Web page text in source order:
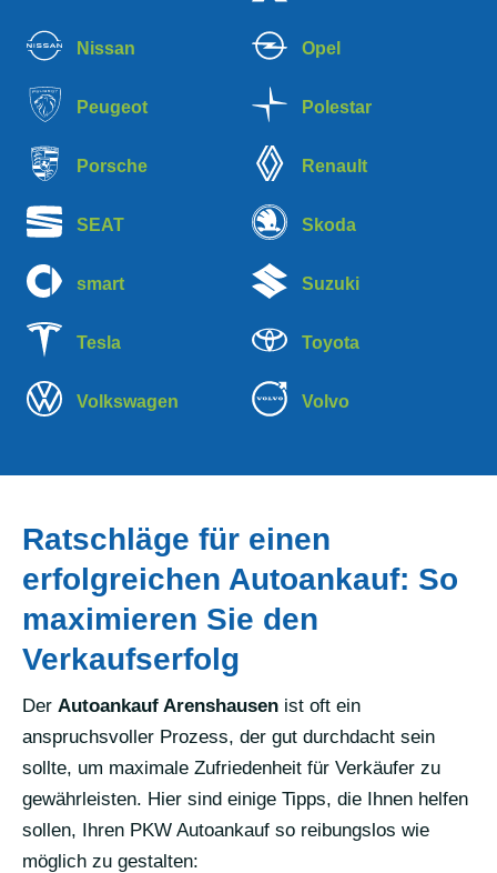
Nissan Opel
Peugeot Polestar
Porsche Renault
SEAT Skoda
smart Suzuki
Tesla Toyota
Volkswagen Volvo
Ratschläge für einen
erfolgreichen Autoankauf: So
maximieren Sie den
Verkaufserfolg
Der Autoankauf Arenshausen ist oft ein
anspruchsvoller Prozess, der gut durchdacht sein
sollte, um maximale Zufriedenheit für Verkäufer zu
gewährleisten. Hier sind einige Tipps, die Ihnen helfen
sollen, Ihren PKW Autoankauf so reibungslos wie
möglich zu gestalten: